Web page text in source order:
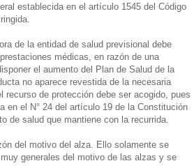
establecida en el artículo 1545 del Código
de la entidad de salud previsional debe
médicas, en razón de una
el aumento del Plan de Salud de la
no aparece revestida de la necesaria
de protección debe ser acogido, pues
en el N° 24 del artículo 19 de la Constitución
de salud que mantiene con la recurrida.
del motivo del alza. Ello solamente se
generales del motivo de las alzas y se